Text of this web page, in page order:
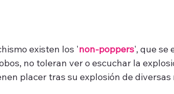
existen los 'non-poppers', que se
no toleran ver o escuchar la
placer tras su explosión de diversas